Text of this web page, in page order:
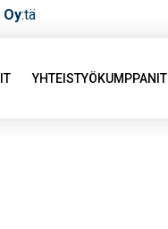
:tä
YHTEISTYÖKUMPPANIT